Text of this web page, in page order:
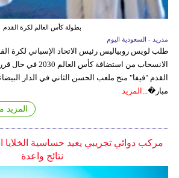
بطولة كأس العالم لكرة القدم
مدريد - السعودية اليوم
طلب لويس روبياليس رئيس الاتحاد الإسباني لكرة
الانسحاب من استضافة
القدم "فيفا" منح ملعب الحسن الثاني في الدار
مبار�...
المزيد
المزيد
مركب دوائي تجريبي يعيد حساسية الخلايا
نتائج واعدة